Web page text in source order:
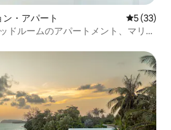
・アパート レビュー
5 (33)
ドルームのアパートメント、マリビ
です。